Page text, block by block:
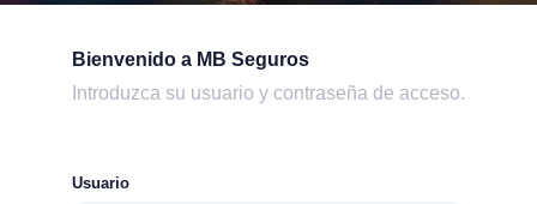
Bienvenido a MB Seguros
Introduzca su usuario y contraseña de acceso.
Usuario